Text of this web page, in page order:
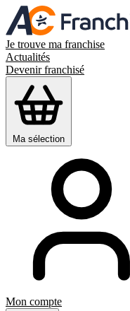
Je trouve ma franchise
Actualités
Devenir franchisé
Ma sélection
Mon compte